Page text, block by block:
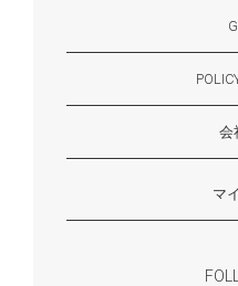
よくあるご質問・
お支払いについて
配送・送料について
ギフトサービスに
一緒に働く？
for Foreigners
返品・交換につい
プライバシーポリ
特定商取引法に基
外部送信ポリシー
会
大阪府大阪市淀川区
電話番号：06-6868-
※お電話でのお問合せ
メール：
お問い合わせはこち
営業時間：10：00
定休日： 土・日・祝
※土日祝祭日はお休み
メールの返信は翌営
マ